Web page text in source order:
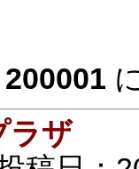
200001
ラザ